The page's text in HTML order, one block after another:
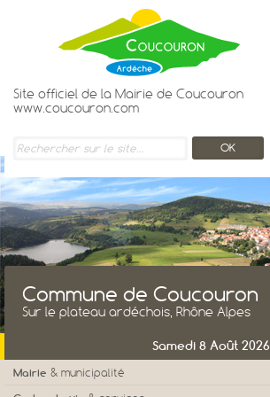
Commune de Coucouron
Sur le plateau ardéchois, Rhône Alpes
Samedi 8 Août 2026
Mairie & municipalité
Site officiel de la Mairie de Coucouron
www.coucouron.com